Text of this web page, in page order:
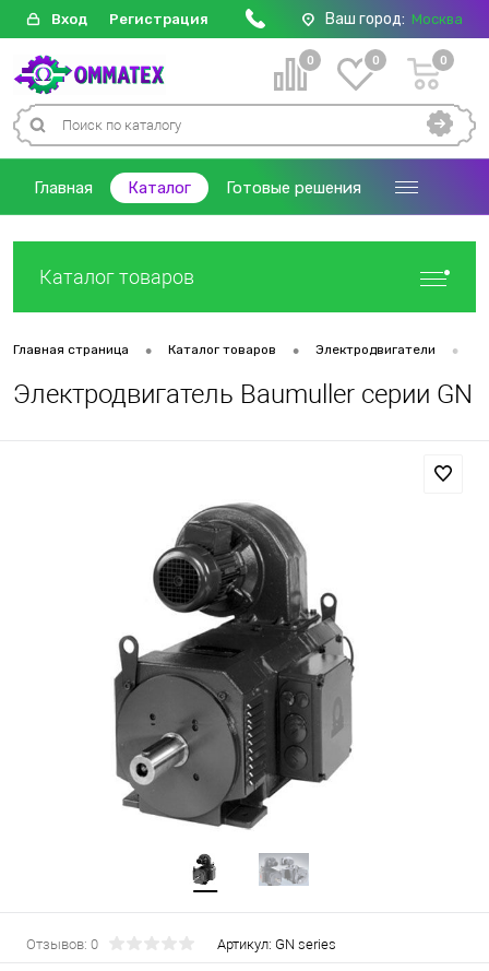
Вход Регистрация Ваш город: Москва
0 0 0
Главная Каталог Готовые решения
Каталог товаров
Главная страница • Каталог товаров • Электродвигатели •
Электродвигатель Baumuller серии GN
Отзывов: 0 Артикул: GN series